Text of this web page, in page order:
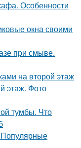
Особенности
окна своими
при смыве.
на второй этаж
этаж. Фото
тумбы. Что
Популярные